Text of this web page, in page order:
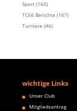
Sport(160)
TC66 Berichte (167)
Turniere (46)
wichtige Links
Unser Club
Mitgliedsantrag